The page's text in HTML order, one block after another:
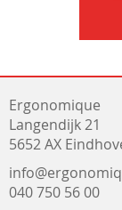
Ergonomique
Langendijk 21
5652 AX
040 750 56 00